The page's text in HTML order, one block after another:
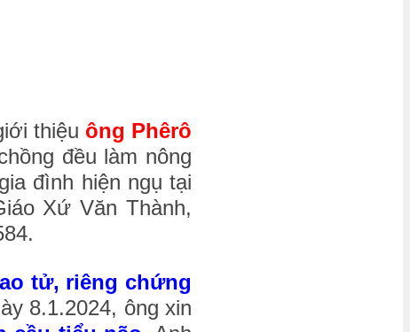
thiệu ông Phêrô
đều làm nông
đình hiện ngụ tại
Xứ Văn Thành,
tử, riêng chứng
8.1.2024, ông xin